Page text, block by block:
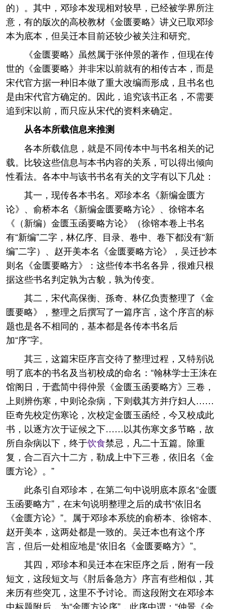
的）。其中，邓珍本发现相对较早，已经被学界所注
意，有的版次的高校教材《金匮要略》讲义已取邓珍
本为底本，但吴迁本目前还较少被关注和研究。
《金匮要略》虽然属于张仲景的著作，但现在传
世的《金匮要略》并非宋以前就有的相传古本，而是
宋代官方据一种旧本做了重大改编而形成，且书名也
是由宋代官方确定的。因此，追究该书正名，不需要
追到宋以前，而只应从宋代的资料来确定。
从各本所载信息来推测
各本所载信息，就是不同传本中与书名相关的记
载。比较这些信息与本书内容的关系，可以得出倾向
性看法。各本中与该书书名有关的文字有以下几处：
其一，现传各本书名。邓珍本名《新编金匮方
论》、俞桥本名《新编金匮要略方论》、徐镕本名
《（新编）金匮玉函要略方论》（徐镕本卷上书名
有“新编”二字，林亿序、目录、卷中、卷下都没有“新
编”二字）、赵开美本名《金匮要略方论》，吴迁抄本
则名《金匮要略方》：这些传本书名各异，很难只根
据这些书名判定孰为古貌，孰为传变。
其二，宋代高保衡、孫奇、林亿负责整理了《金
匮要略》，整理之后撰写了一篇序言，这个序言的标
题也是各不相同的，基本都是各传本书名后
加“序”字。
其三，这篇宋臣序言交待了整理过程，又特别说
明了底本的书名及当初校成的命名：“翰林学士王洙在
馆阁日，于蠹简中得仲景《金匮玉函要略方》三卷，
上则辨伤寒，中则论杂病，下则载其方并疗妇人……
臣奇先校定伤寒论，次校定金匮玉函经，今又校成此
书，以逐方次于证候之下……以其伤寒文多节略，故
所自杂病以下，终于饮食禁忌，凡二十五篇。除重
复，合二百六十二方，勒成上中下三卷，依旧名《金
匮方论》。”
此条引自邓珍本，在第二句中说明底本原名“金匮
玉函要略方”，在末句说明整理之后的成书“依旧名
《金匮方论》”。属于邓珍本系统的俞桥本、徐镕本、
赵开美本，这两处都是一致的。吴迁本也有这个序
言，但后一处相应地是“依旧名《金匮要略方》”。
其四，邓珍本和吴迁本在宋臣序之后，附有一段
短文，这段短文与《肘后备急方》序言有些相似，其
来历有些突兀，这里不予讨论。而这段附文在邓珍本
中标题附后，为“金匮方论序”，此序中谓：“仲景《金